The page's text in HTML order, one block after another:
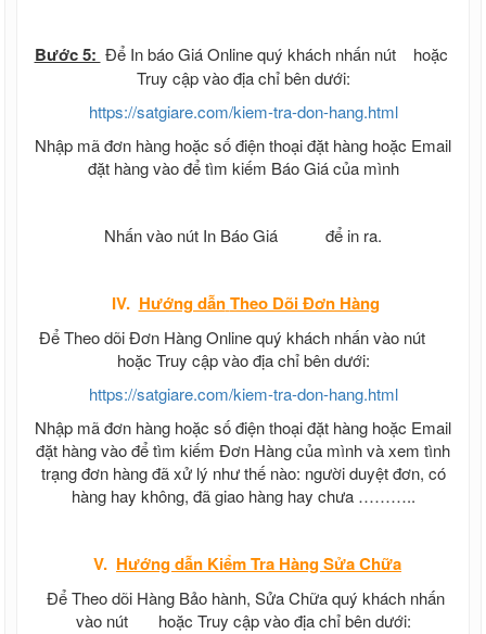
Bước 5: Để In báo Giá Online quý khách nhấn nút
hoặc
Truy cập vào địa chỉ bên dưới:
https://satgiare.com/kiem-tra-don-hang.html
Nhập mã đơn hàng hoặc số điện thoại đặt hàng hoặc Email
đặt hàng vào để tìm kiếm Báo Giá của mình
Nhấn vào nút In Báo Giá để in ra.
IV. Hướng dẫn Theo Dõi Đơn Hàng
Để Theo dõi Đơn Hàng Online quý khách nhấn vào nút
hoặc Truy cập vào địa chỉ bên dưới:
https://satgiare.com/kiem-tra-don-hang.html
Nhập mã đơn hàng hoặc số điện thoại đặt hàng hoặc Email
đặt hàng vào để tìm kiếm Đơn Hàng của mình và xem tình
trạng đơn hàng đã xử lý như thế nào: người duyệt đơn, có
hàng hay không, đã giao hàng hay chưa ………..
V. Hướng dẫn Kiểm Tra Hàng Sửa Chữa
Để Theo dõi Hàng Bảo hành, Sửa Chữa quý khách nhấn
vào nút
hoặc Truy cập vào địa chỉ bên dưới: